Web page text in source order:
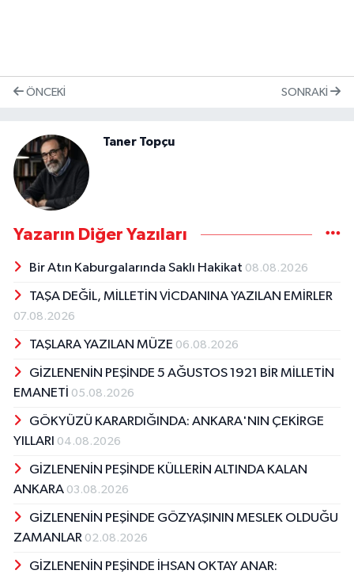
ÖNCEKI SONRAKI
Taner Topçu
Yazarın Diğer Yazıları
Bir Atın Kaburgalarında Saklı Hakikat 08.08.2026
TAŞA DEĞİL, MİLLETİN VİCDANINA YAZILAN EMİRLER
07.08.2026
TAŞLARA YAZILAN MÜZE 06.08.2026
GİZLENENİN PEŞİNDE 5 AĞUSTOS 1921 BİR MİLLETİN
EMANETİ 05.08.2026
GÖKYÜZÜ KARARDIĞINDA: ANKARA'NIN ÇEKİRGE
YILLARI 04.08.2026
GİZLENENİN PEŞİNDE KÜLLERİN ALTINDA KALAN
ANKARA 03.08.2026
GİZLENENİN PEŞİNDE GÖZYAŞININ MESLEK OLDUĞU
ZAMANLAR 02.08.2026
GİZLENENİN PEŞİNDE İHSAN OKTAY ANAR: